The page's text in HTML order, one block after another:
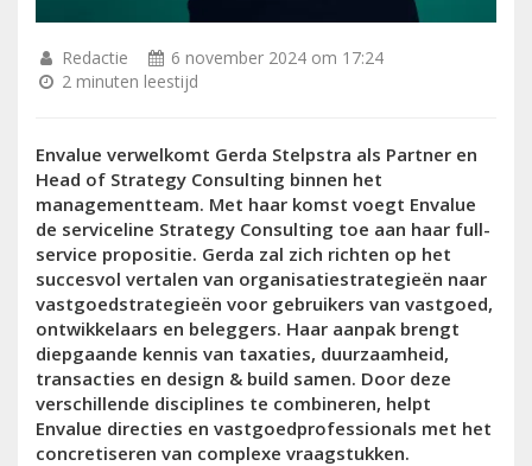
Redactie
6 november 2024 om 17:24
2 minuten leestijd
Envalue verwelkomt Gerda Stelpstra als Partner en
Head of Strategy Consulting binnen het
managementteam. Met haar komst voegt Envalue
de serviceline Strategy Consulting toe aan haar full-
service propositie. Gerda zal zich richten op het
succesvol vertalen van organisatiestrategieën naar
vastgoedstrategieën voor gebruikers van vastgoed,
ontwikkelaars en beleggers. Haar aanpak brengt
diepgaande kennis van taxaties, duurzaamheid,
transacties en design & build samen. Door deze
verschillende disciplines te combineren, helpt
Envalue directies en vastgoedprofessionals met het
concretiseren van complexe vraagstukken.